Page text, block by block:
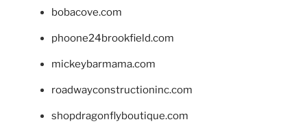
bobacove.com
phoone24brookfield.com
mickeybarmama.com
roadwayconstructioninc.com
shopdragonflyboutique.com